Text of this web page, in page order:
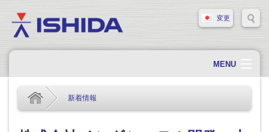
変更
MENU
会社概要
新着情報